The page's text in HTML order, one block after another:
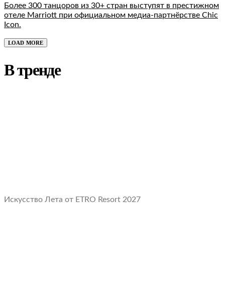
Более 300 танцоров из 30+ стран выступят в престижном
отеле Marriott при официальном медиа-партнёрстве Chic
Icon.
LOAD MORE
В тренде
Искусство Лета от ETRO Resort 2027